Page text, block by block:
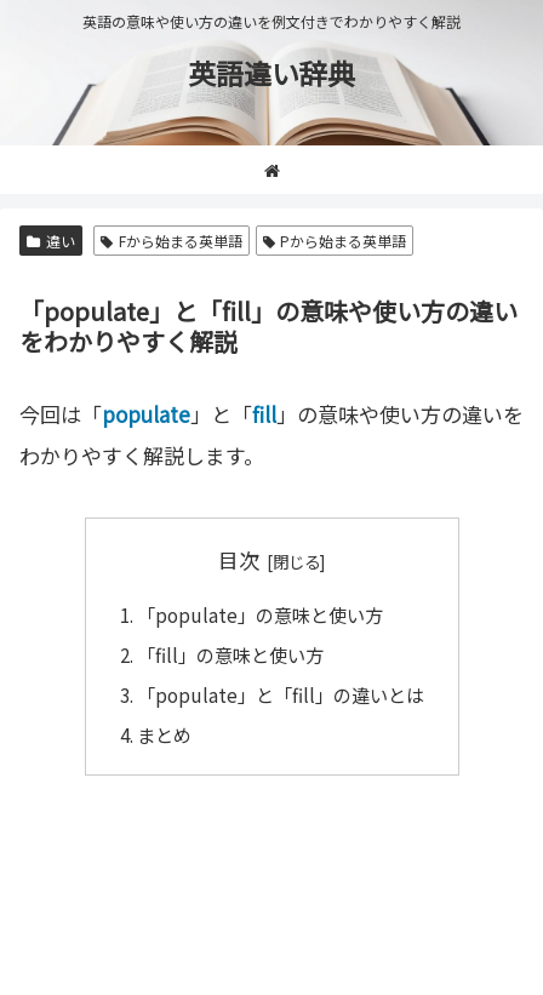
英語の意味や使い方の違いを例文付きでわかりやすく解説
英語違い辞典
違い Fから始まる英単語 Pから始まる英単語
「populate」と「fill」の意味や使い方の違い
をわかりやすく解説
今回は「populate」と「fill」の意味や使い方の違いを
わかりやすく解説します。
目次
「populate」の意味と使い方
「fill」の意味と使い方
「populate」と「fill」の違いとは
まとめ